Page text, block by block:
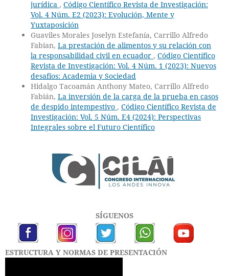
jurídica , Código Científico Revista de Investigación:
Vol. 4 Núm. E2 (2023): Evolución, Mente y
Yuxtaposición
Guaviles Morales Joselyn Estefanía, Carrillo Alfredo
Fabian, La prestación de alimentos y su relación con
la responsabilidad civil en ecuador , Código Científico
Revista de Investigación: Vol. 4 Núm. 1 (2023): Nuevos
desafíos: Academia y Sociedad
Hidalgo Tacoamán Anthony Mateo, Carrillo Alfredo
Fabián, La inversión de la carga de la prueba en casos
de despido intempestivo , Código Científico Revista de
Investigación: Vol. 5 Núm. E4 (2024): Perspectivas
Integrales sobre el Futuro Científico
SÍGUENOS
ESTRUCTURA Y NORMAS DE PRESENTACIÓN